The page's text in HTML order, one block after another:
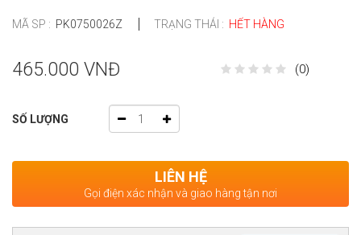
MÃ SP : PK0750026Z TRẠNG THÁI : HẾT HÀNG
465.000 VNĐ (0)
SỐ LƯỢNG
LIÊN HỆ
Gọi điện xác nhận và giao hàng tận nơi